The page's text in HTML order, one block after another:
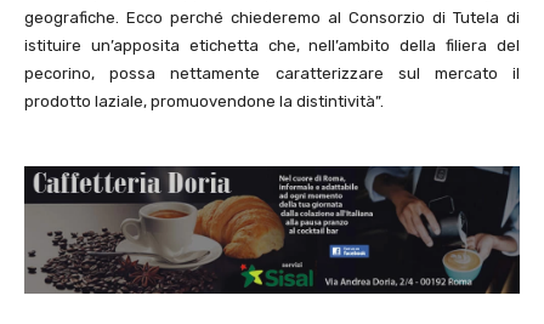
geografiche. Ecco perché chiederemo al Consorzio di Tutela di
istituire un’apposita etichetta che, nell’ambito della filiera del
pecorino, possa nettamente caratterizzare sul mercato il
prodotto laziale, promuovendone la distintività”.